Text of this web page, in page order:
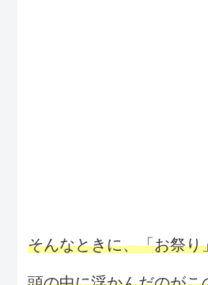
そんなときに、「お祭り